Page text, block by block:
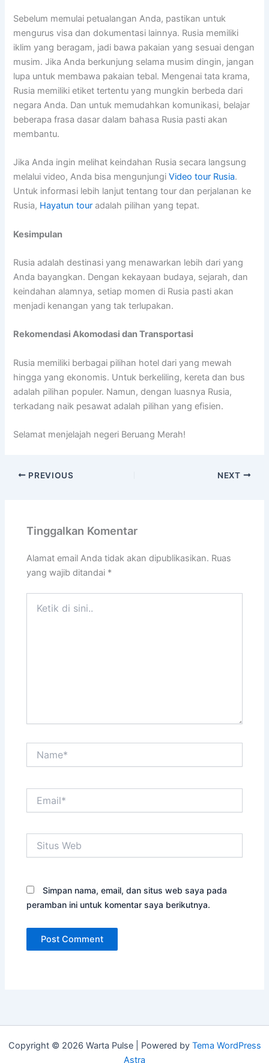
Sebelum memulai petualangan Anda, pastikan untuk
mengurus visa dan dokumentasi lainnya. Rusia memiliki
iklim yang beragam, jadi bawa pakaian yang sesuai dengan
musim. Jika Anda berkunjung selama musim dingin, jangan
lupa untuk membawa pakaian tebal. Mengenai tata krama,
Rusia memiliki etiket tertentu yang mungkin berbeda dari
negara Anda. Dan untuk memudahkan komunikasi, belajar
beberapa frasa dasar dalam bahasa Rusia pasti akan
membantu.
Jika Anda ingin melihat keindahan Rusia secara langsung
melalui video, Anda bisa mengunjungi Video tour Rusia.
Untuk informasi lebih lanjut tentang tour dan perjalanan ke
Rusia, Hayatun tour adalah pilihan yang tepat.
Kesimpulan
Rusia adalah destinasi yang menawarkan lebih dari yang
Anda bayangkan. Dengan kekayaan budaya, sejarah, dan
keindahan alamnya, setiap momen di Rusia pasti akan
menjadi kenangan yang tak terlupakan.
Rekomendasi Akomodasi dan Transportasi
Rusia memiliki berbagai pilihan hotel dari yang mewah
hingga yang ekonomis. Untuk berkeliling, kereta dan bus
adalah pilihan populer. Namun, dengan luasnya Rusia,
terkadang naik pesawat adalah pilihan yang efisien.
Selamat menjelajah negeri Beruang Merah!
PREVIOUS NEXT
Tinggalkan Komentar
Alamat email Anda tidak akan dipublikasikan. Ruas
yang wajib ditandai *
Web
Simpan nama, email, dan situs web saya pada
peramban ini untuk komentar saya berikutnya.
Copyright © 2026 Warta Pulse | Powered by Tema WordPress
Astra